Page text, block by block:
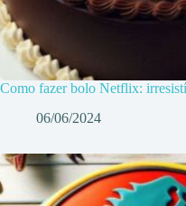
Como fazer bolo Netflix:
06/06/2024